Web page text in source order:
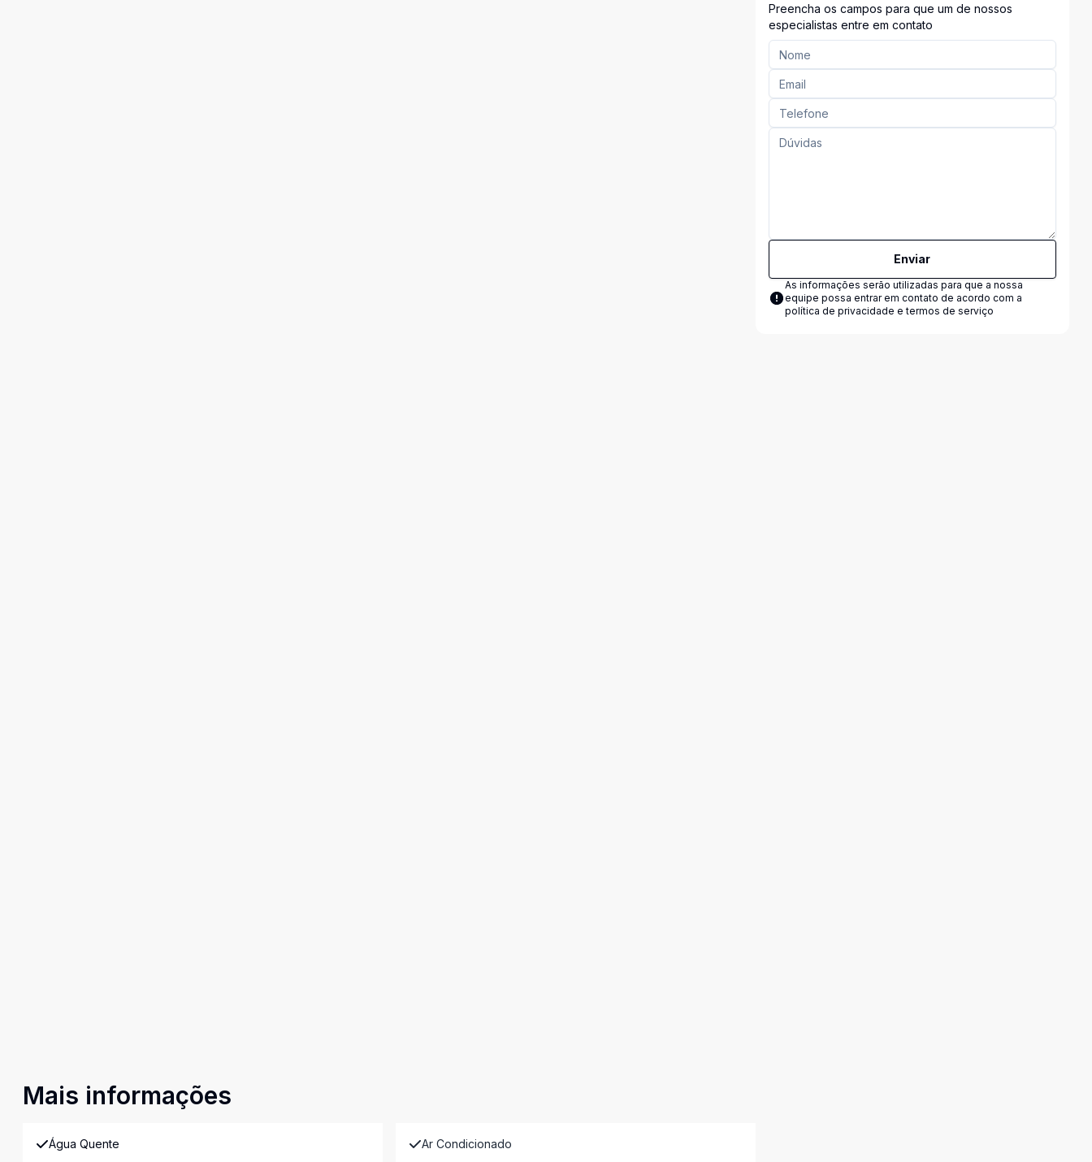
Mais informações
Água Quente Ar Condicionado
Preencha os campos para que um de nossos
especialistas entre em contato
Enviar
As informações serão utilizadas para que a nossa
equipe possa entrar em contato de acordo com a
política de privacidade e termos de serviço